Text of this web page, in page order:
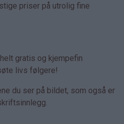
priser på utrolig fine
gratis og kjempefin
livs følgere!
du ser på bildet, som også er